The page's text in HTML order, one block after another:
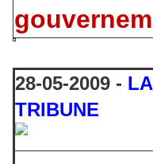
28-05-2009 -
TRIBUNE